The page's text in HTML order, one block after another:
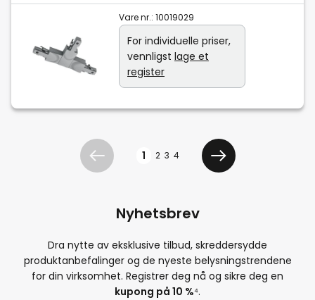
Vare nr.: 10019029
For individuelle priser,
vennligst lage et
register
Tidligere 1 2 3 4
Neste
Nyhetsbrev
Dra nytte av eksklusive tilbud, skreddersydde
produktanbefalinger og de nyeste belysningstrendene
for din virksomhet. Registrer deg nå og sikre deg en
kupong på 10 %⁴.